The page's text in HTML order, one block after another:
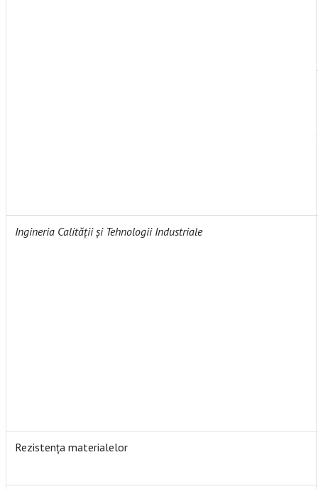
Ingineria Calității și Tehnologii Industriale
Rezistența materialelor